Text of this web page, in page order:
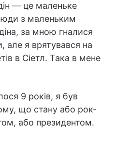
— це маленьке
з маленьким
за мною гналися
я врятувався на
в Сіетл. Така в мене
9 років, я був
що стану або рок-
або президентом.